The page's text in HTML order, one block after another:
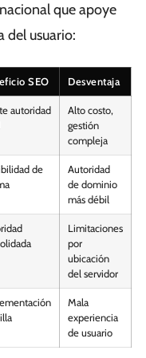
que apoye
del usuario:
SEO Desventaja
autoridad
Alto costo,
gestión
compleja
de
Autoridad
de dominio
más débil
Limitaciones
por
ubicación
del servidor
Mala
experiencia
de usuario